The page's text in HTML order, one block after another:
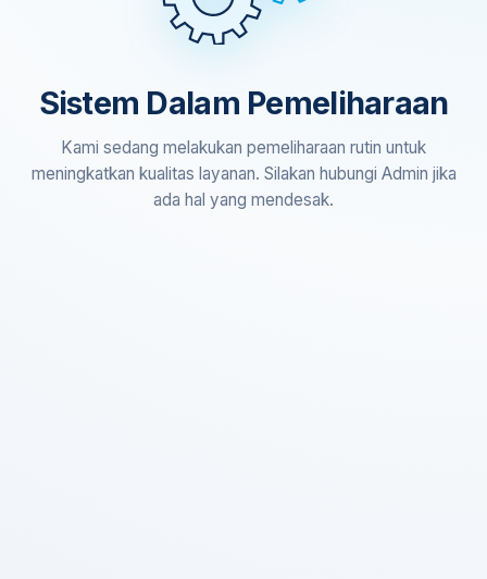
Sistem Dalam Pemeliharaan
Kami sedang melakukan pemeliharaan rutin untuk
meningkatkan kualitas layanan. Silakan hubungi Admin jika
ada hal yang mendesak.